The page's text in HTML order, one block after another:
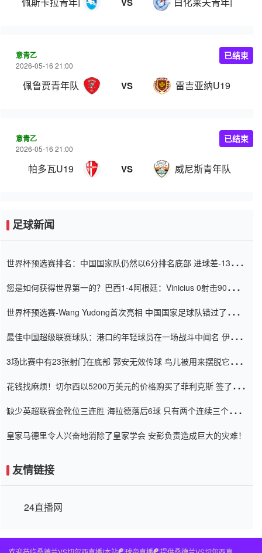
意青乙
2026-05-16 21:00
佩鲁贾青年队 VS 雷吉亚纳U19
已结束
意青乙
2026-05-16 21:00
帕多瓦U19 VS 威尼斯青年队
已结束
足球新闻
世界杯预选赛排名：中国国家队仍然以6分排名底部 进球差-13令人
您是如何获得世界第一的？巴西1-4阿根廷：Vinicius 0射击90分钟
世界杯预选赛-Wang Yudong首次亮相 中国国家足球队错过了世界
最佳中国超级联赛球队：港口的年轻球员在一场战斗中闻名 伊万放
3场比赛中有23张射门在底部 郭安无效传球 鸟儿被用来摆脱它
花钱找麻烦！切尔西以5200万美元的价格购买了菲利克斯 签了7年
缺少英超联赛金靴位三连胜 海拉德落后6球 只有两个连续三个连续
皇家马德里令人兴奋地消除了皇家学会 安彭负责造成巨大的灾难！
友情链接
24直播网